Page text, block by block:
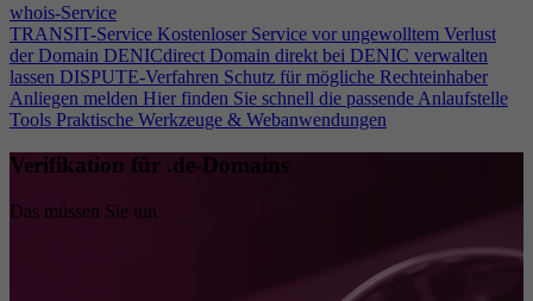
whois-Service
TRANSIT-Service Kostenloser Service vor ungewolltem Verlust
der Domain DENICdirect Domain direkt bei DENIC verwalten
lassen DISPUTE-Verfahren Schutz für mögliche Rechteinhaber
Anliegen melden Hier finden Sie schnell die passende Anlaufstelle
Tools Praktische Werkzeuge & Webanwendungen
Verifikation für .de-Domains
Das müssen Sie tun